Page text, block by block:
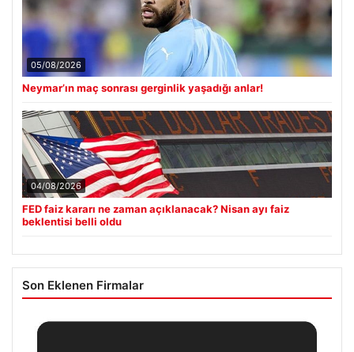
05/08/2026
Neymar’ın maç sonrası gerginlik yaşadığı anlar!
04/08/2026
FED faiz kararı ne zaman açıklanacak? Nisan ayı faiz
beklentisi belli oldu
Son Eklenen Firmalar